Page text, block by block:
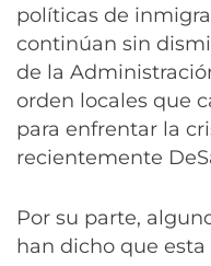
políticas de
continúan sin
de la
orden locales que
para enfrentar la
recientemente
Por su parte,
han dicho que